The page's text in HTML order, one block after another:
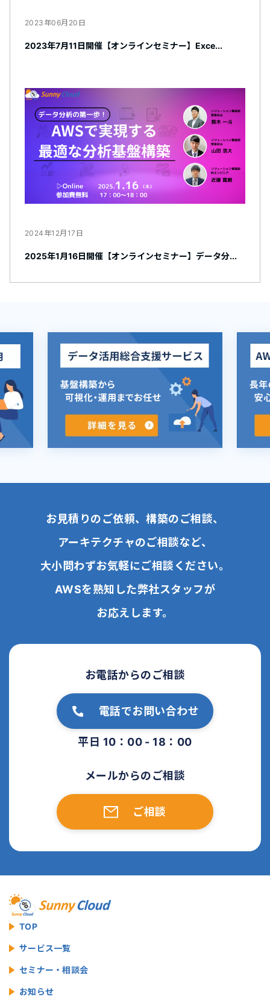
2023年06月20日
2023年7月11日開催【オンラインセミナー】Exce...
2024年12月17日
2025年1月16日開催【オンラインセミナー】データ分...
お見積りのご依頼、構築のご相談、
アーキテクチャのご相談など、
大小問わずお気軽にご相談ください。
AWSを熟知した弊社スタッフが
お応えします。
お電話からのご相談
電話でお問い合わせ
平日 10：00 - 18：00
メールからのご相談
ご相談
TOP
サービス一覧
セミナー・相談会
お知らせ